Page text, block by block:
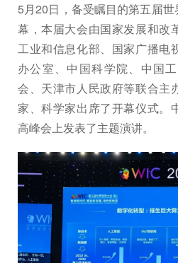
5月20日，备受瞩目的第五届
幕，本届大会由国家发展和改
工业和信息化部、国家广播电
办公室、中国科学院、中国
会、天津市人民政府等联合主
家、科学家出席了开幕仪式。
高峰会上发表了主题演讲。